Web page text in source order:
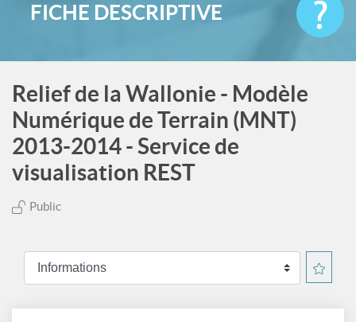
FICHE DESCRIPTIVE
Relief de la Wallonie - Modèle
Numérique de Terrain (MNT)
2013-2014 - Service de
visualisation REST
Public